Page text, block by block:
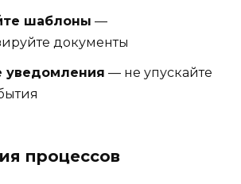
шаблоны —
документы
уведомления — не упускайте
процессов